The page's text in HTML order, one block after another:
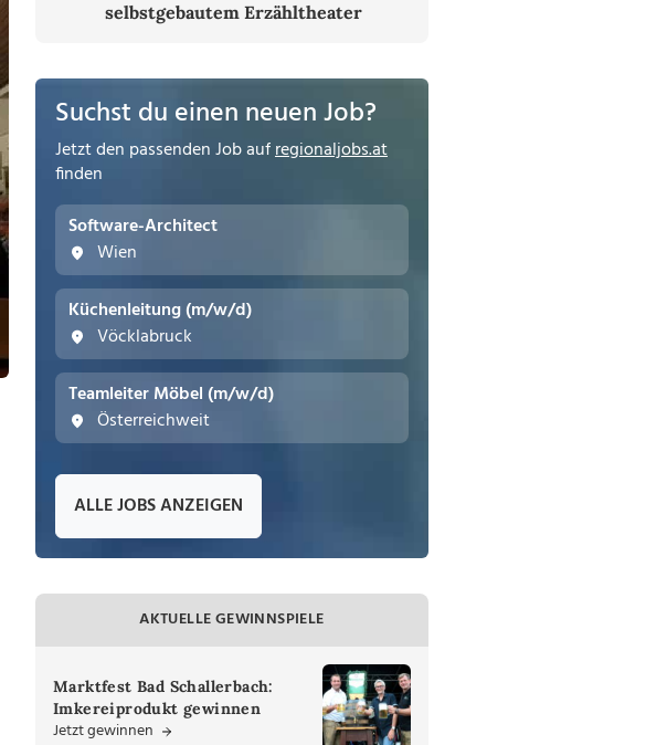
selbstgebautem Erzähltheater
Suchst du einen neuen Job?
Jetzt den passenden Job aufregionaljobs.at
finden
Software-Architect
Wien
Küchenleitung (m/w/d)
Vöcklabruck
Teamleiter Möbel (m/w/d)
Österreichweit
ALLE JOBS ANZEIGEN
AKTUELLE GEWINNSPIELE
Marktfest Bad Schallerbach:
Imkereiprodukt gewinnen
Jetzt gewinnen